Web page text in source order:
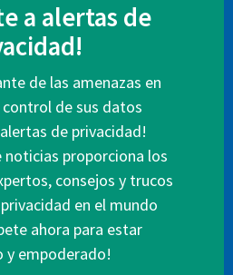
a alertas de
de las amenazas en
de sus datos
de privacidad!
proporciona los
consejos y trucos
en el mundo
ahora para estar
y empoderado!